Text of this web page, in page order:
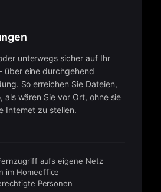
unterwegs sicher auf Ihr
eine durchgehend
So erreichen Sie Dateien,
als wären Sie vor Ort, ohne sie
Internet zu stellen.
aufs eigene Netz
im Homeoffice
Personen